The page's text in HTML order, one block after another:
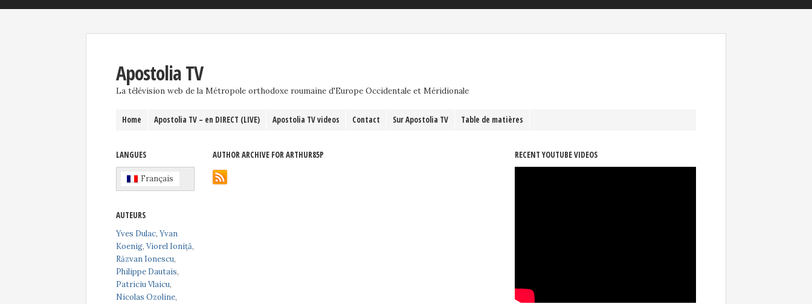
Apostolia TV
La télévision web de la Métropole orthodoxe roumaine d'Europe Occidentale et Méridionale
Home Apostolia TV – en DIRECT (LIVE) Apostolia TV videos Contact Sur Apostolia TV Table de matières
AUTHOR ARCHIVE FOR ARTHUR85P
LANGUES
Français
AUTEURS
Yves Dulac, Yvan
Koenig, Viorel Ioniță,
Răzvan Ionescu,
Philippe Dautais,
Patriciu Vlaicu,
Nicolas Ozoline,
RECENT YOUTUBE VIDEOS